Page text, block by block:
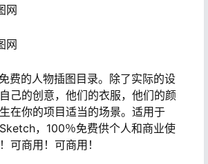
费的人物插图目录。除了实际的设
己的创意，他们的衣服，他们的颜
在你的项目适当的场景。适用于
，100％免费供个人和商业使
可商用！可商用！